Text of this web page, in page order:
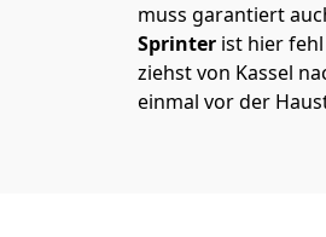
muss garantiert
Sprinter ist hier
ziehst von Kassel
einmal vor der